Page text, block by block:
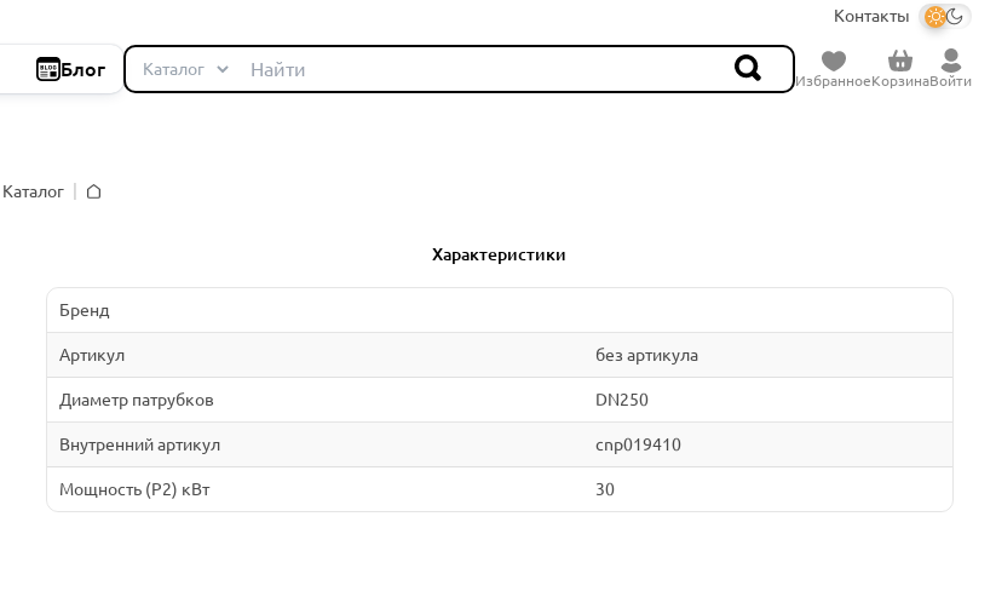
Контакты
Блог
ИзбранноеКорзинаВойти
Каталог
Характеристики
Бренд
Артикул без артикула
Диаметр патрубков DN250
Внутренний артикул cnp019410
Мощность (P2) кВт 30